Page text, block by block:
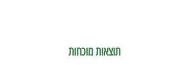
תוצאות מוכחות